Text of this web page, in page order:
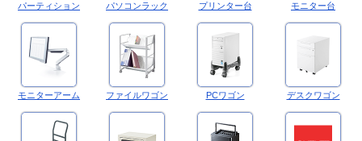
パーティション パソコンラック プリンター台 モニター台
モニターアーム ファイルワゴン PCワゴン デスクワゴン